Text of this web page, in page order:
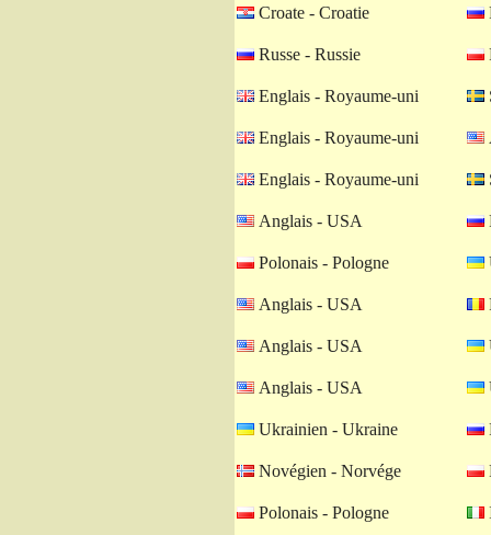
Croate - Croatie
Russe - Russie
Englais - Royaume-uni
Englais - Royaume-uni
Englais - Royaume-uni
Anglais - USA
Polonais - Pologne
Anglais - USA
Anglais - USA
Anglais - USA
Ukrainien - Ukraine
Novégien - Norvége
Polonais - Pologne